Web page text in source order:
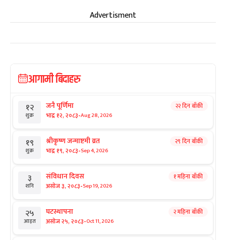
Advertisment
आगामी बिदाहरु
१२
शुक्र
जनै पूर्णिमा
भाद्र १२, २०८३-Aug 28, 2026
२२ दिन बाँकी
१९
शुक्र
श्रीकृष्ण जन्माष्टमी व्रत
भाद्र १९, २०८३-Sep 4, 2026
२९ दिन बाँकी
३
शनि
संविधान दिवस
असोज ३, २०८३-Sep 19, 2026
१ महिना बाँकी
२५
आइत
घटस्थापना
असोज २५, २०८३-Oct 11, 2026
२ महिना बाँकी